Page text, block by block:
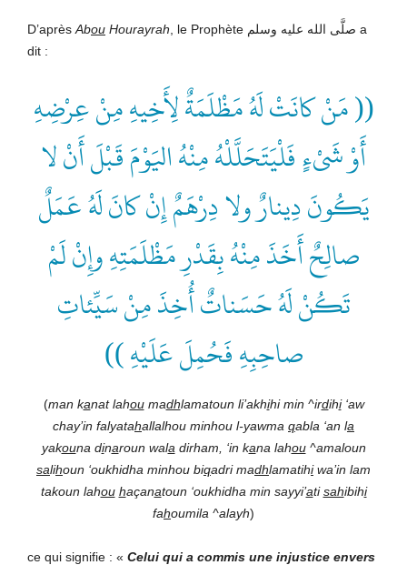
D’après Abou Hourayrah , le Prophète صلَّى الله عليه وسلم a
dit :
(( مَنْ كانَتْ لَهُ مَظْلَمَةٌ لِأَخِيهِ مِنْ عِرْضِهِ
أَوْ شَىْءٍ فَلْيَتَحَلَّلْهُ مِنْهُ اليَوْمَ قَبْلَ أَنْ لا
يَكُونَ دِينارٌ ولا دِرْهَمٌ إِنْ كانَ لَهُ عَمَلٌ
صالِحٌ أَخَذَ مِنْهُ بِقَدْرِ مَظْلَمَتِهِ وإِنْ لَمْ
تَكُنْ لَهُ حَسَناتٌ أُخِذَ مِنْ سَيِّئاتِ
صاحِبِهِ فَحُمِلَ عَلَيْهِ ))
(man kanat lahoumadhlamatoun li’akhihi min ^irdihi‘aw
chay’in falyatahallalhou minhou l-yawma qabla ‘an la
yakouna dinaroun wala dirham, ‘in kana lahou^amaloun
salihoun ‘oukhidha minhou biqadri madhlamatihiwa’in lam
takoun lahou haçanatoun ‘oukhidha min sayyi’atisahibihi
fahoumila ^alayh)
ce qui signifie : « Celui qui a commis une injustice envers